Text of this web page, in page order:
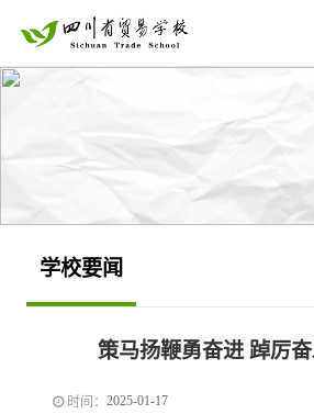
学校要闻
策马扬鞭勇奋进 踔厉
时间： 2025-01-17